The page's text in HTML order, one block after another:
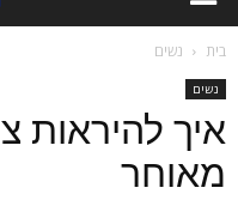
בית נשים
נשים
איך להיראות
מאוחר